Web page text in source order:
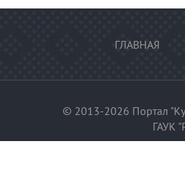
ГЛАВНАЯ
© 2013-2026 Портал
ГАУК